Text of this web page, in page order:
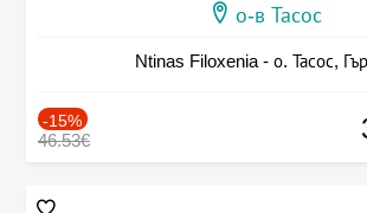
о-в Тасос
Ntinas Filoxenia - о. Тасос,
-15%
46.53€